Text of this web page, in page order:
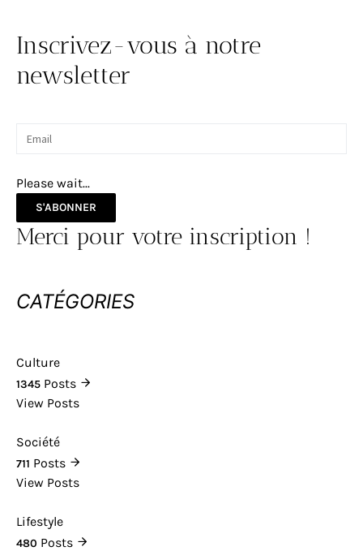
Inscrivez-vous à notre
newsletter
Please wait...
S'ABONNER
Merci pour votre inscription !
CATÉGORIES
Culture
1345 Posts
View Posts
Société
711 Posts
View Posts
Lifestyle
480 Posts